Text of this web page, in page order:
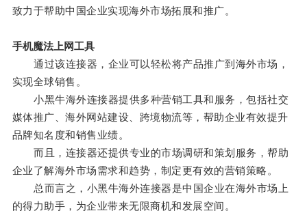
致力于帮助中国企业实现海外市场拓展和推广。
手机魔法上网工具
通过该连接器，企业可以轻松将产品推广到海外市场，
实现全球销售。
小黑牛海外连接器提供多种营销工具和服务，包括社交
媒体推广、海外网站建设、跨境物流等，帮助企业有效提升
品牌知名度和销售业绩。
而且，连接器还提供专业的市场调研和策划服务，帮助
企业了解海外市场需求和趋势，制定更有效的营销策略。
总而言之，小黑牛海外连接器是中国企业在海外市场上
的得力助手，为企业带来无限商机和发展空间。